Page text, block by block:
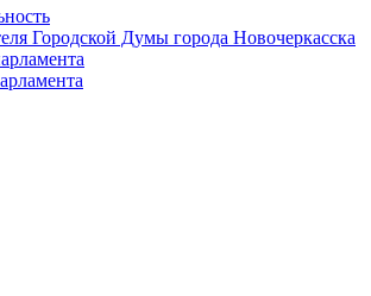
Городской Думы города Новочеркасска